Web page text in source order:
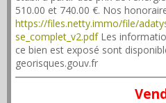
510.00 et 740.00 €. Nos
https://files.netty.immo/file/
se_complet_v2.pdfLes
ce bien est exposé sont
georisques.gouv.fr